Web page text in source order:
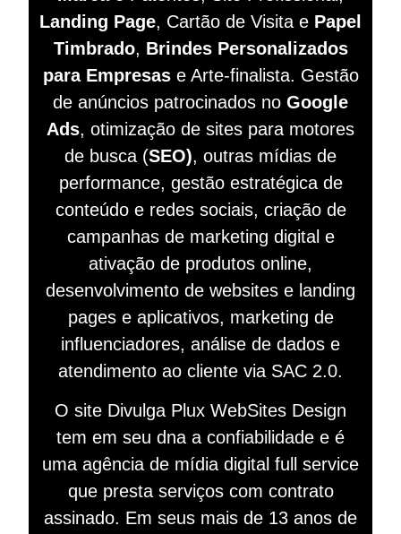
Landing Page, Cartão de Visita e Papel
Timbrado, Brindes Personalizados
para Empresas e Arte-finalista. Gestão
de anúncios patrocinados no Google
Ads, otimização de sites para motores
de busca (SEO), outras mídias de
performance, gestão estratégica de
conteúdo e redes sociais, criação de
campanhas de marketing digital e
ativação de produtos online,
desenvolvimento de websites e landing
pages e aplicativos, marketing de
influenciadores, análise de dados e
atendimento ao cliente via SAC 2.0.
O site Divulga Plux WebSites Design
tem em seu dna a confiabilidade e é
uma agência de mídia digital full service
que presta serviços com contrato
assinado. Em seus mais de 13 anos de